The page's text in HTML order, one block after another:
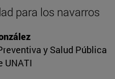
para los navarros
y Salud Pública
UNATI